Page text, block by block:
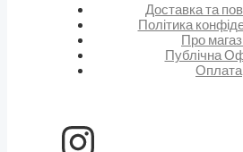
Доставка та
Політика
Про
Публічна
Оплата